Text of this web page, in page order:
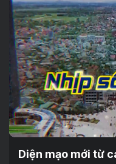
Diện mạo mới từ